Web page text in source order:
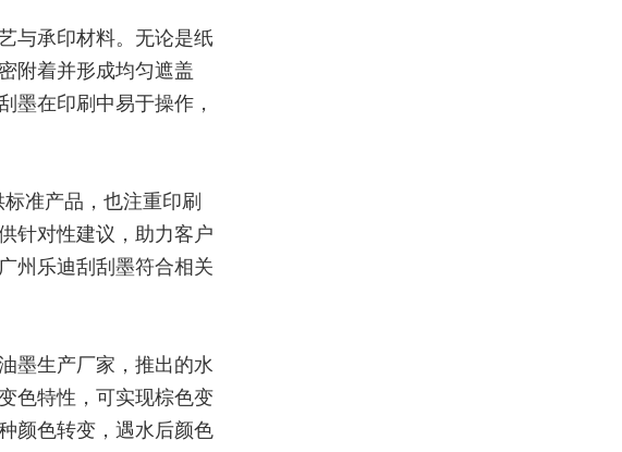
与承印材料。无论是纸
附着并形成均匀遮盖
墨在印刷中易于操作，
准产品，也注重印刷
针对性建议，助力客户
州乐迪刮刮墨符合相关
墨生产厂家，推出的水
色特性，可实现棕色变
颜色转变，遇水后颜色